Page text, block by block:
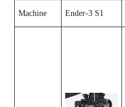
Machine Ender-3 S1